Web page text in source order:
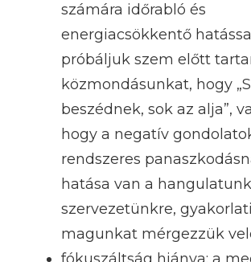
számára időrabló és
energiacsökkentő
próbáljuk szem előtt
közmondásunkat, hogy
beszédnek, sok az alja”,
hogy a negatív
rendszeres
hatása van a
szervezetünkre,
magunkat mérgezzük